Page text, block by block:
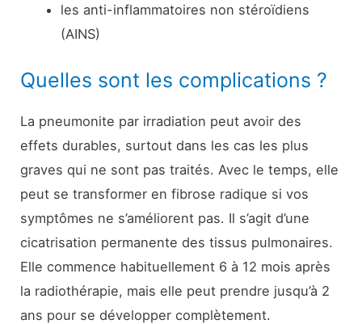
les anti-inflammatoires non stéroïdiens
(AINS)
Quelles sont les complications ?
La pneumonite par irradiation peut avoir des
effets durables, surtout dans les cas les plus
graves qui ne sont pas traités. Avec le temps, elle
peut se transformer en fibrose radique si vos
symptômes ne s’améliorent pas. Il s’agit d’une
cicatrisation permanente des tissus pulmonaires.
Elle commence habituellement 6 à 12 mois après
la radiothérapie, mais elle peut prendre jusqu’à 2
ans pour se développer complètement.